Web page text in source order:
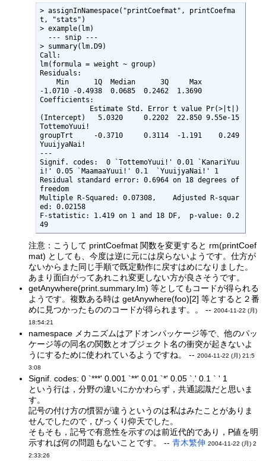
> assignInNamespace("printCoefmat", printCoefma
t, "stats")
> example(lm)
> summary(lm.D9)
Call:
lm(formula = weight ~ group)
Residuals:
-1.0710 -0.4938  0.0685  0.2462  1.3690
Coefficients:
(Intercept)   5.0320     0.2202  22.850 9.55e-15
TottemoYuui!
groupTrt     -0.3710     0.3114  -1.191    0.249
YuuijyaNai!
---
Signif. codes:  0 `TottemoYuui!' 0.01 `KanariYuu
i!' 0.05 `MaamaaYuui!' 0.1  `YuuijyaNai!' 1
Residual standard error: 0.6964 on 18 degrees of
freedom
Multiple R-Squared: 0.07308,    Adjusted R-squar
ed: 0.02158
F-statistic: 1.419 on 1 and 18 DF,  p-value: 0.2
49
注意：こうして printCoefmat 関数を変更すると rm(printCoef
mat) としても、今度は逆に元には戻らないようです。仕方が
ないからまた同じ手順で既定動作に戻すはめになりました。
あまり面白がってあれこれ変更しない方が良さそうです。
getAnywhere(print.summary.lm) 等としてもコードが得られる
ようです。複数ある時は getAnywhere(foo)[2] 等とすると２番
めに見つかったもののコードが得られます。。 --2004-11-22 (月)
18:54:21
namespace メカニズムはアドオンパッケージ等で、他のパッ
ケージ等の同名の関数とオブジェクト名の衝突が起きないよ
うにするために使われているようですね。 --2004-11-22 (月) 21:5
3:08
Signif. codes: 0 `***' 0.001 `**' 0.01 `*' 0.05 `.' 0.1 ` ' 1
という行は，分野の違いにかかわらず，共通認識だと思いま
す。
記号の付け方の慣習が違うというのは私はみたことがありま
せんでしたので，びっくり仰天でした。
そもそも，記号で有意性を示すのは前近代的であり，P値を明
示すれば何の問題もないことです。 --青木繁伸 2004-11-22 (月) 2
2:33:26